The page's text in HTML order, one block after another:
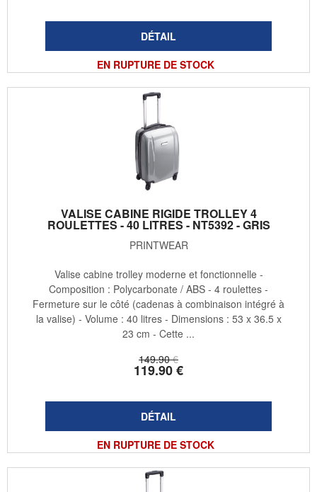
EN RUPTURE DE STOCK
VALISE CABINE RIGIDE TROLLEY 4
ROULETTES - 40 LITRES - NT5392 - GRIS
PRINTWEAR
149.90 €
119.90€
EN RUPTURE DE STOCK
Valise cabine trolley moderne et fonctionnelle -
Composition : Polycarbonate / ABS - 4 roulettes -
Fermeture sur le côté (cadenas à combinaison intégré à
la valise) - Volume : 40 litres - Dimensions : 53 x 36.5 x
23 cm - Cette ...